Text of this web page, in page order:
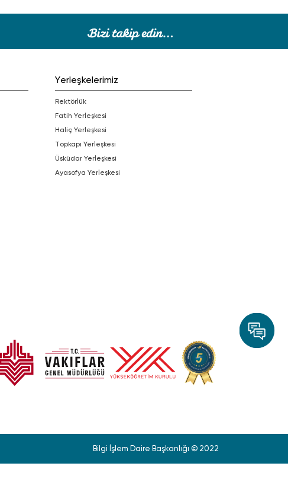
Yerleşkelerimiz
Rektörlük
Fatih Yerleşkesi
Haliç Yerleşkesi
Topkapı Yerleşkesi
Üsküdar Yerleşkesi
Ayasofya Yerleşkesi
Bilgi İşlem Daire Başkanlığı © 2022